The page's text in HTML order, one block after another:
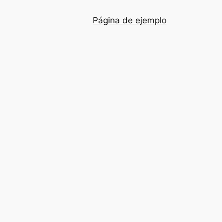
Página de ejemplo